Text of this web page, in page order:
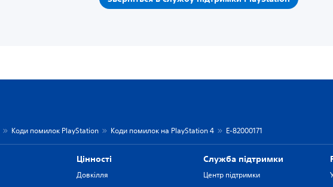
Коди помилок PlayStation Коди помилок на PlayStation 4 E-82000171
Цiнностi
Довкілля
Служба підтримки
Центр підтримки